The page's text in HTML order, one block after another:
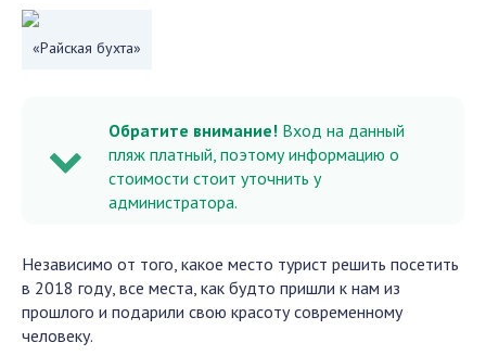
«Райская бухта»
Обратите внимание! Вход на данный
пляж платный, поэтому информацию о
стоимости стоит уточнить у
администратора.
Независимо от того, какое место турист решить посетить
в 2018 году, все места, как будто пришли к нам из
прошлого и подарили свою красоту современному
человеку.